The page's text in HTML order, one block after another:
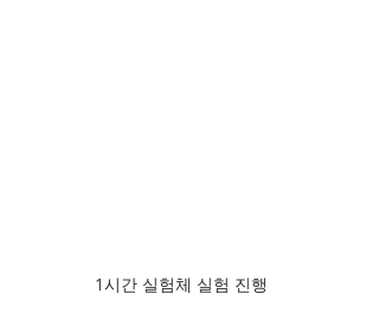
1시간 실험체 실험 진행